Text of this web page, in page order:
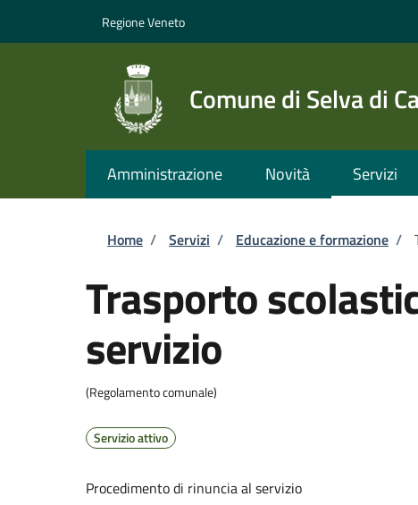
Regione Veneto
Comune di Selva di
Amministrazione Novità Servizi
Briciole di pane
Home / Servizi / Educazione e formazione /
Trasporto
servizio
(Regolamento comunale)
Servizio attivo
Procedimento di rinuncia al servizio